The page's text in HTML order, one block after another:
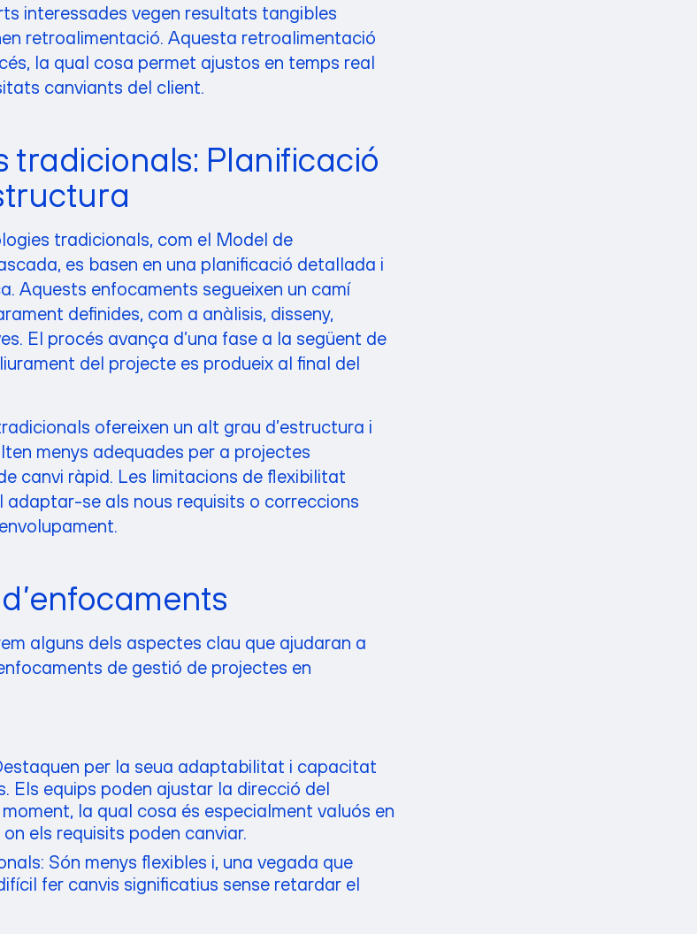
interessades vegen resultats tangibles
retroalimentació. Aquesta retroalimentació
la qual cosa permet ajustos en temps real
canviants del client.
tradicionals: Planificació
tradicionals, com el Model de
es basen en una planificació detallada i
Aquests enfocaments segueixen un camí
definides, com a anàlisis, disseny,
El procés avança d’una fase a la següent de
del projecte es produeix al final del
ofereixen un alt grau d’estructura i
menys adequades per a projectes
canvi ràpid. Les limitacions de flexibilitat
adaptar-se als nous requisits o correccions
alguns dels aspectes clau que ajudaran a
de gestió de projectes en
per la seua adaptabilitat i capacitat
Els equips poden ajustar la direcció del
la qual cosa és especialment valuós en
els requisits poden canviar.
Són menys flexibles i, una vegada que
fer canvis significatius sense retardar el